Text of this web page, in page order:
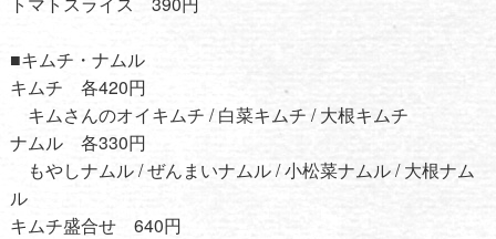
■キムチ・ナムル
キムチ 各420円
キムさんのオイキムチ / 白菜キムチ / 大根キムチ
ナムル 各330円
もやしナムル / ぜんまいナムル / 小松菜ナムル / 大根ナム
ル
キムチ盛合せ 640円